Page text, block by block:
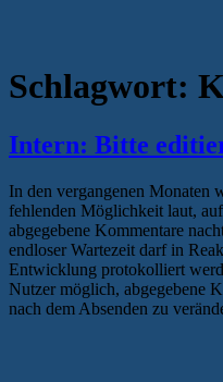
Schlagwort:
Intern: Bitte
In den vergangenen Monaten
fehlenden Möglichkeit laut,
abgegebene Kommentare
endloser Wartezeit darf in
Entwicklung protokolliert
Nutzer möglich, abgegebene
nach dem Absenden zu